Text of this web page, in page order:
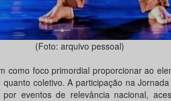
(Foto: arquivo pessoal)
como foco primordial proporcionar ao
coletivo. A participação na
eventos de relevância nacional,